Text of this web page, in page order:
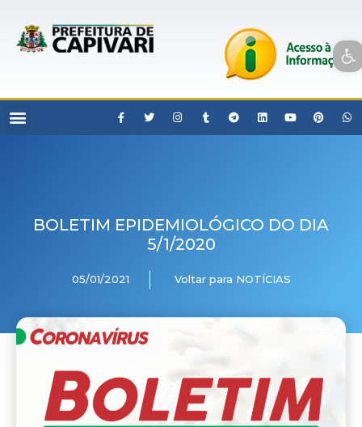
Open toolbar
BOLETIM EPIDEMIOLÓGICO DO DIA
5/1/2020
05/01/2021 Voltar para NOTÍCIAS